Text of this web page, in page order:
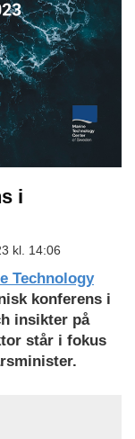
i
kl. 14:06
Technology
konferens i
insikter på
står i fokus